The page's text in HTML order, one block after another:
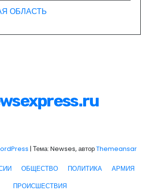
ОБЛАСТЬ
| Тема: Newses, авторThemeansar
ОБЩЕСТВО ПОЛИТИКА
АРМИЯ
ПРОИСШЕСТВИЯ